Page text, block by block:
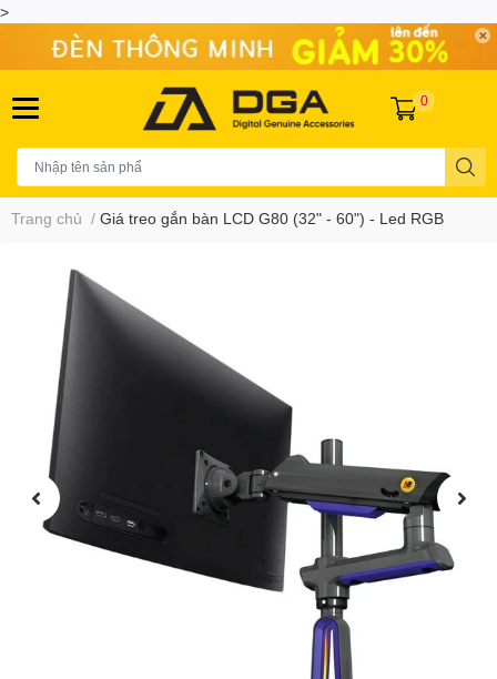
>
0
Trang chủ / Giá treo gắn bàn LCD G80 (32" - 60") - Led RGB